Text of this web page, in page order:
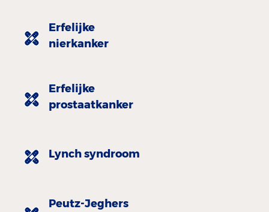
Erfelijke
nierkanker
Erfelijke
prostaatkanker
Lynch syndroom
Peutz-Jeghers